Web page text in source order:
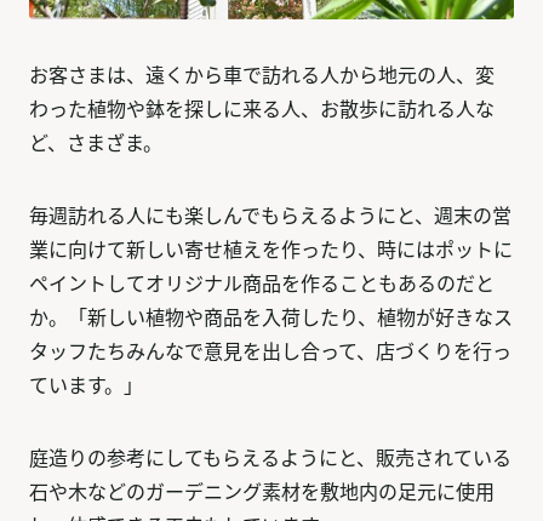
お客さまは、遠くから車で訪れる人から地元の人、変
わった植物や鉢を探しに来る人、お散歩に訪れる人な
ど、さまざま。
毎週訪れる人にも楽しんでもらえるようにと、週末の営
業に向けて新しい寄せ植えを作ったり、時にはポットに
ペイントしてオリジナル商品を作ることもあるのだと
か。「新しい植物や商品を入荷したり、植物が好きなス
タッフたちみんなで意見を出し合って、店づくりを行っ
ています。」
庭造りの参考にしてもらえるようにと、販売されている
石や木などのガーデニング素材を敷地内の足元に使用